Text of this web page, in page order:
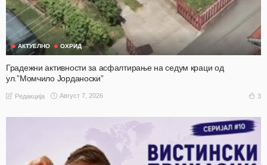
АКТУЕЛНО ОХРИД
Градежни активности за асфалтирање на седум краци од
ул.”Момчило Јорданоски”
Редакција Август 7, 2026 3